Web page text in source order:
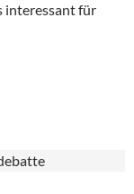
interessant für